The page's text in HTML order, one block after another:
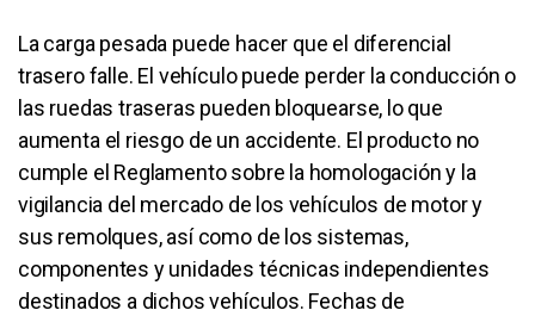
La carga pesada puede hacer que el diferencial
trasero falle. El vehículo puede perder la conducción o
las ruedas traseras pueden bloquearse, lo que
aumenta el riesgo de un accidente. El producto no
cumple el Reglamento sobre la homologación y la
vigilancia del mercado de los vehículos de motor y
sus remolques, así como de los sistemas,
componentes y unidades técnicas independientes
destinados a dichos vehículos. Fechas de